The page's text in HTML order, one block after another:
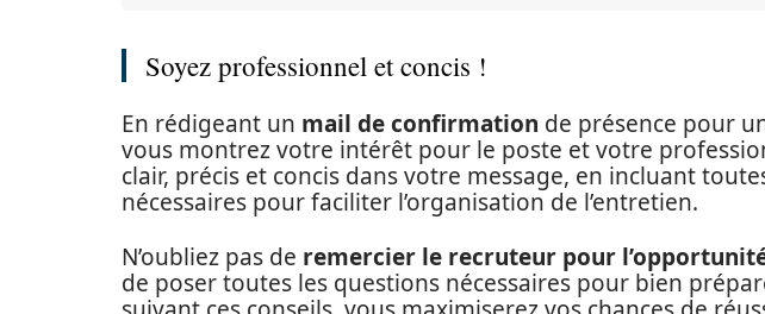
Soyez professionnel et concis !
En rédigeant un mail de confirmation de présence pour
vous montrez votre intérêt pour le poste et votre
clair, précis et concis dans votre message, en incluant
nécessaires pour faciliter l’organisation de l’entretien.
N’oubliez pas de remercier le recruteur pour
de poser toutes les questions nécessaires pour bien